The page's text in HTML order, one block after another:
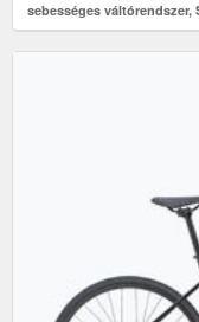
sebességes váltórendszer,
MAKO SHARK